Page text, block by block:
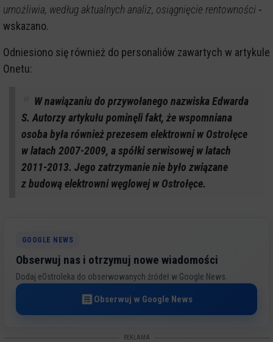
umożliwia, według aktualnych analiz, osiągnięcie rentowności -
wskazano.
Odniesiono się również do personaliów zawartych w artykule
Onetu:
W nawiązaniu do przywołanego nazwiska Edwarda
S. Autorzy artykułu pominęli fakt, że wspomniana
osoba była również prezesem elektrowni w Ostrołęce
w latach 2007-2009, a spółki serwisowej w latach
2011-2013. Jego zatrzymanie nie było związane
z budową elektrowni węglowej w Ostrołęce.
GOOGLE NEWS
Obserwuj nas i otrzymuj nowe wiadomości
Dodaj eOstroleka do obserwowanych źródeł w Google News.
Obserwuj w Google News
REKLAMA